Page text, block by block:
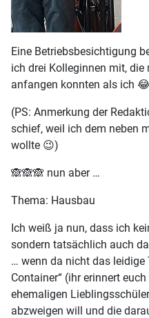
Eine Betriebsbesichtigung
ich drei Kolleginnen mit,
anfangen konnten als ich 😂
(PS: Anmerkung der
schief, weil ich dem neben
wollte 😉)
🙈🙈🙈 nun aber …
Thema: Hausbau
Ich weiß ja nun, dass ich
sondern tatsächlich auch
… wenn da nicht das leidige
Container“ (ihr erinnert
ehemaligen
abzweigen will und die